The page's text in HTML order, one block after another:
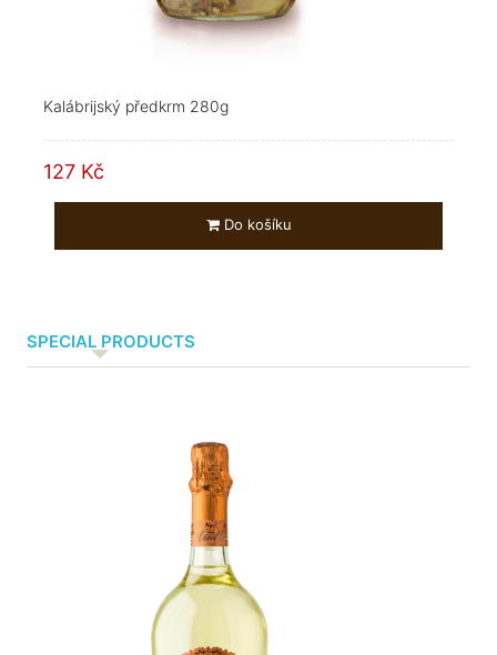
Kalábrijský předkrm 280g
127 Kč
Do košíku
SPECIAL PRODUCTS